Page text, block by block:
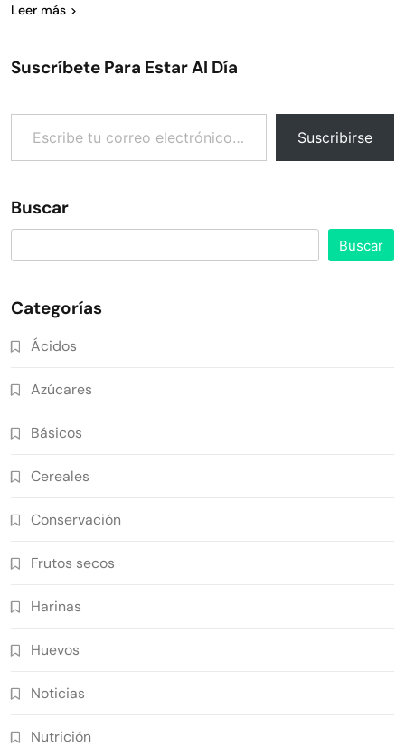
Leer más
Suscríbete Para Estar Al Día
Escribe tu correo electrónico…
Suscribirse
Buscar
Buscar
Categorías
Ácidos
Azúcares
Básicos
Cereales
Conservación
Frutos secos
Harinas
Huevos
Noticias
Nutrición